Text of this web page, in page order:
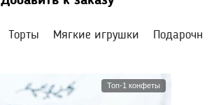
Торты Мягкие игрушки
Топ-1 конфеты